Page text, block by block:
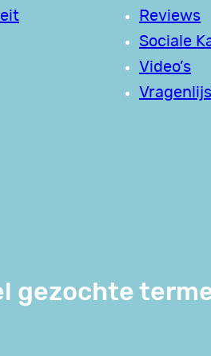
Reviews
Sociale
Video’s
gezochte